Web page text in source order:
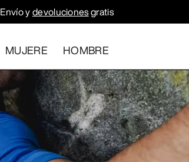
Envío ydevolucionesgratis
MUJERE HOMBRE